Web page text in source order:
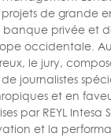
de grande
banque privée et
occidentale.
le jury,
journalistes
et en
par REYL Intesa
et la